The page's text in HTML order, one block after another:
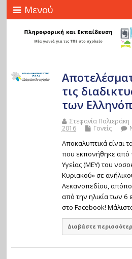
Μενού
τις
των
Στεφανία Παλιεράκη
2016
Γονείς
Αποκαλυπτικά είναι
που εκπονήθηκε από
Υγείας (ΜΕΥ) του
Κυριακού» σε
Λεκανοπεδίου,
από την ηλικία των 6
στο Facebook!
Διαβάστε